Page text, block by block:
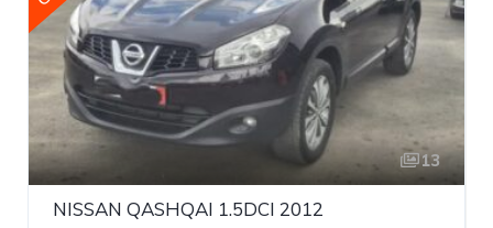
13
NISSAN QASHQAI 1.5DCI 2012